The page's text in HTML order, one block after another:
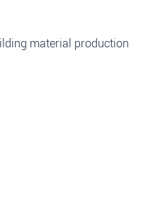
material production